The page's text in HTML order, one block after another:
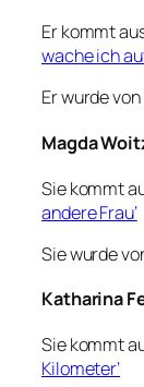
Er kommt
wache ich
Er wurde
Magda
Sie kommt
andere Frau‘
Sie wurde
Katharina
Sie kommt
Kilometer‘